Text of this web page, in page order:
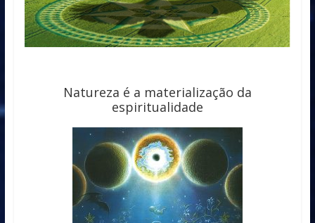
Natureza é a materialização da
espiritualidade